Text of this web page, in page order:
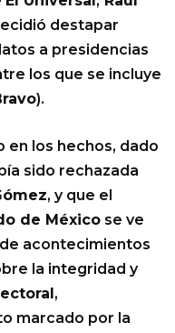
destapar
a presidencias
los que se incluye
).
en los hechos, dado
sido rechazada
, y que el
de México se ve
acontecimientos
la integridad y
,
marcado por la